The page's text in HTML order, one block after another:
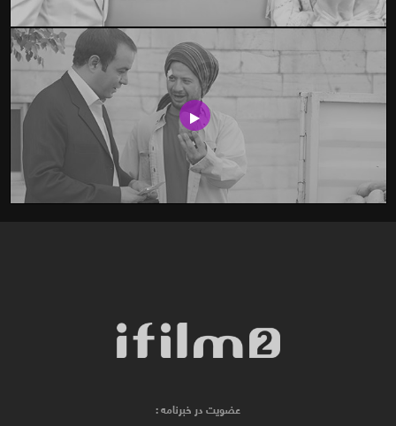
عضویت در خبرنامه :